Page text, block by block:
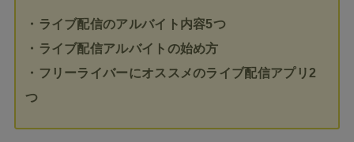
・ライブ配信のアルバイト内容5つ
・ライブ配信アルバイトの始め方
・フリーライバーにオススメのライブ配信アプリ2
つ